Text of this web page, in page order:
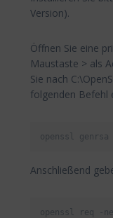
Version).
Öffnen Sie eine
Maustaste > als
Sie nach
folgenden Befehl
openssl
Anschließend
openssl req -